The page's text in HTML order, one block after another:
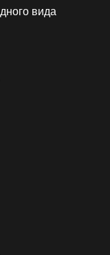
вида